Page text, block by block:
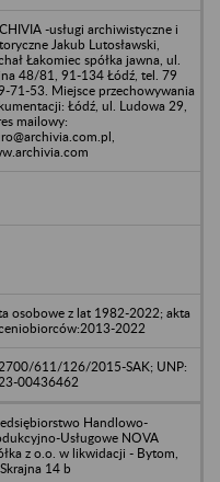
-usługi archiwistyczne i
Jakub Lutosławski,
Łakomiec spółka jawna, ul.
48/81, 91-134 Łódź, tel. 79
71-53. Miejsce przechowywania
Łódź, ul. Ludowa 29,
mailowy:
osobowe z lat 1982-2022; akta
2022
611/126/2015-SAK; UNP:
00436462
Handlowo-
Usługowe NOVA
z o.o. w likwidacji - Bytom,
14 b